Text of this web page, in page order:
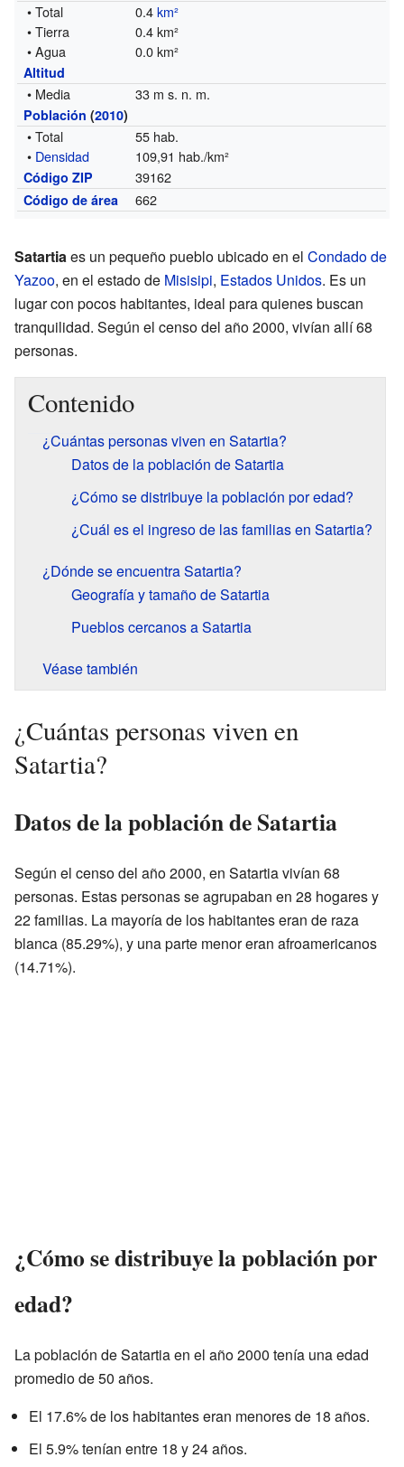
• Total 0.4km²
• Tierra
0.4 km²
• Agua
0.0 km²
Altitud
• Media 33 m s. n. m.
Población (2010)
• Total
55 hab.
• Densidad 109,91 hab./km²
Código ZIP 39162
Código de área 662
Satartiaes un pequeño pueblo ubicado en el Condado de
Yazoo, en el estado de Misisipi, Estados Unidos. Es un
lugar con pocos habitantes, ideal para quienes buscan
tranquilidad. Según el censo del año 2000, vivían allí 68
personas.
Contenido
¿Cuántas personas viven en Satartia?
Datos de la población de Satartia
¿Cómo se distribuye la población por edad?
¿Cuál es el ingreso de las familias en Satartia?
¿Dónde se encuentra Satartia?
Geografía y tamaño de Satartia
Pueblos cercanos a Satartia
Véase también
¿Cuántas personas viven en
Satartia?
Datos de la población de Satartia
Según el censo del año 2000, en Satartia vivían 68
personas. Estas personas se agrupaban en 28 hogares y
22 familias. La mayoría de los habitantes eran de raza
blanca (85.29%), y una parte menor eran afroamericanos
(14.71%).
¿Cómo se distribuye la población por
edad?
La población de Satartia en el año 2000 tenía una edad
promedio de 50 años.
El 17.6% de los habitantes eran menores de 18 años.
El 5.9% tenían entre 18 y 24 años.